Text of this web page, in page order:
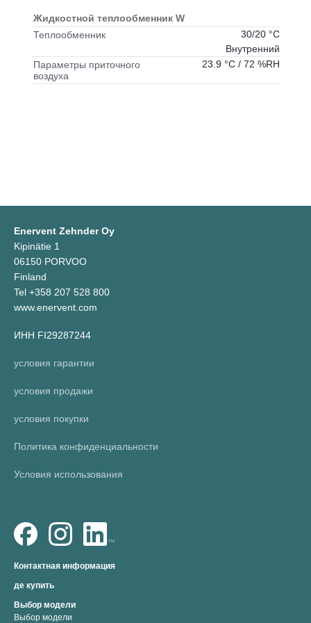
Жидкостной теплообменник W
Теплообменник
30/20 °C
Внутренний
Параметры приточного
воздуха
23.9 °C / 72 %RH
Enervent Zehnder Oy
Kipinätie 1
06150 PORVOO
Finland
Tel +358 207 528 800
www.enervent.com
ИНН FI29287244
условия гарантии
условия продажи
условия покупки
Политика конфиденциальности
Условия использования
Контактная информация
де купить
Выбор модели
Выбор модели